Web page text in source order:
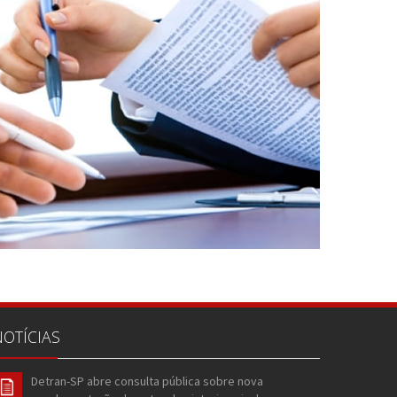
Detran-SP abre consulta pública sobre nova